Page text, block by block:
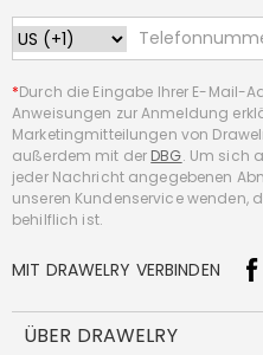
*Durch die Eingabe Ihrer E-Mail-
Anweisungen zur Anmeldung
Marketingmitteilungen von
außerdem mit der DBG. Um sich
jeder Nachricht angegebenen
unseren Kundenservice wenden,
behilflich ist.
MIT DRAWELRY VERBINDEN
ÜBER DRAWELRY